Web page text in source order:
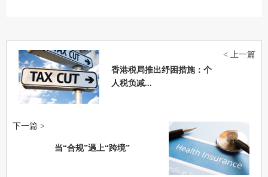
香港税局推出纾困措施：个
人税负减...
< 上一篇
当“合规”遇上“跨境”
下一篇 >